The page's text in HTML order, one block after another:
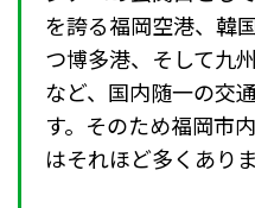
を誇る福岡空港、韓
つ博多港、そして九
など、国内随一の交
す。そのため福岡市
はそれほど多くありま